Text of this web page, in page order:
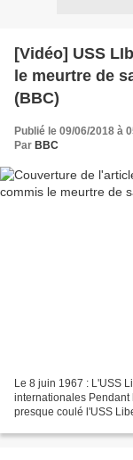
[Vidéo] USS
le meurtre de
(BBC)
Publié le 09/06/2018 à
Par BBC
Le 8 juin 1967 : L'USS
internationales Pendant
presque coulé l'USS